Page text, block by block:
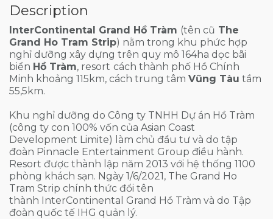
Description
InterContinental Grand Hồ Tràm (tên cũ The
Grand Ho Tram Strip) nằm trong khu phức hợp
nghỉ dưỡng xây dựng trên quy mô 164ha dọc bãi
biển Hồ Tràm, resort cách thành phố Hồ Chính
Minh khoảng 115km, cách trung tâm Vũng Tàu tầm
55,5km.
Khu nghỉ dưỡng do Công ty TNHH Dự án Hồ Tràm
(công ty con 100% vốn của Asian Coast
Development Limite) làm chủ đầu tư và do tập
đoàn Pinnacle Entertainment Group điều hành.
Resort được thành lập năm 2013 với hệ thống 1100
phòng khách sạn. Ngày 1/6/2021, The Grand Ho
Tram Strip chính thức đổi tên
thành InterContinental Grand Hồ Tràm và do Tập
đoàn quốc tế IHG quản lý.